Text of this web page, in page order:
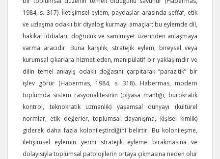
1984, s. 317). İletişimsel eylem, paydaşlar arasında şeffaf, etik
ve uzlaşma odaklı bir diyalog kurmayı amaçlar; bu eylemde dil,
hakikat iddiaları, doğruluk ve samimiyet üzerinden anlaşmaya
varma aracıdır. Buna karşılık, stratejik eylem, bireysel veya
kurumsal çıkarlara hizmet eden, manipülatif bir yaklaşımdır ve
dilin temel anlayış odaklı doğasını çarpıtarak “parazitik” bir
işlev görür (Habermas, 1984, s. 318). Habermas, modern
toplumda sistem rasyonalitesinin (piyasa mantığı, bürokratik
kontrol, teknokratik uzmanlık) yaşamsal dünyayı (kültürel
normlar, etik değerler, toplumsal dayanışma, kişisel kimlik)
giderek daha fazla kolonileştirdiğini belirtir. Bu kolonileşme,
iletişimsel eylemin yerini stratejik eyleme bırakmasına ve
dolayısıyla toplumsal patolojilerin ortaya çıkmasına neden olur